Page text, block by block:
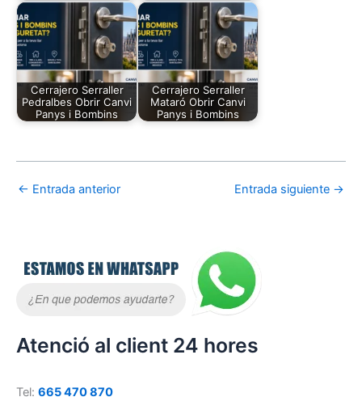
Cerrajero Serraller
Pedralbes Obrir Canvi
Panys i Bombins
Cerrajero Serraller
Mataró Obrir Canvi
Panys i Bombins
← Entrada anterior Entrada siguiente →
Atenció al client 24 hores
Tel: 665 470 870